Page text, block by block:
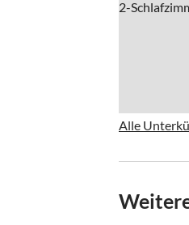
Alle